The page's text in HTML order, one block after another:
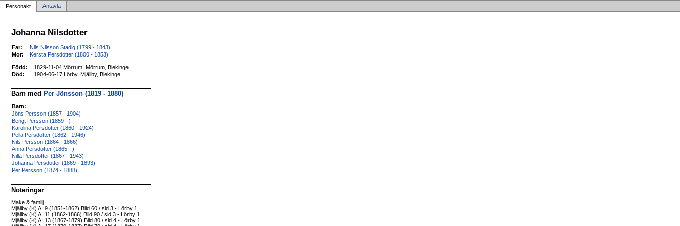
Personakt Antavla
Johanna Nilsdotter
Far:
Nils Nilsson Stadig (1799 - 1843)
Mor:
Kersta Persdotter (1800 - 1853)
Född:
1829-11-04 Mörrum, Mörrum, Blekinge.
Död:
1904-06-17 Lörby, Mjällby, Blekinge.
Barn med Per Jönsson (1819 - 1880)
Barn:
Jöns Persson (1857 - 1904)
Bengt Persson (1859 - )
Karolina Persdotter (1860 - 1924)
Pella Persdotter (1862 - 1946)
Nils Persson (1864 - 1866)
Anna Persdotter (1865 - )
Nilla Persdotter (1867 - 1943)
Johanna Persdotter (1869 - 1893)
Per Persson (1874 - 1888)
Noteringar
Make & familj
Mjällby (K) AI:9 (1851-1862) Bild 60 / sid 3 - Lörby 1
Mjällby (K) AI:11 (1862-1866) Bild 90 / sid 3 - Lörby 1
Mjällby (K) AI:13 (1867-1879) Bild 80 / sid 4 - Lörby 1